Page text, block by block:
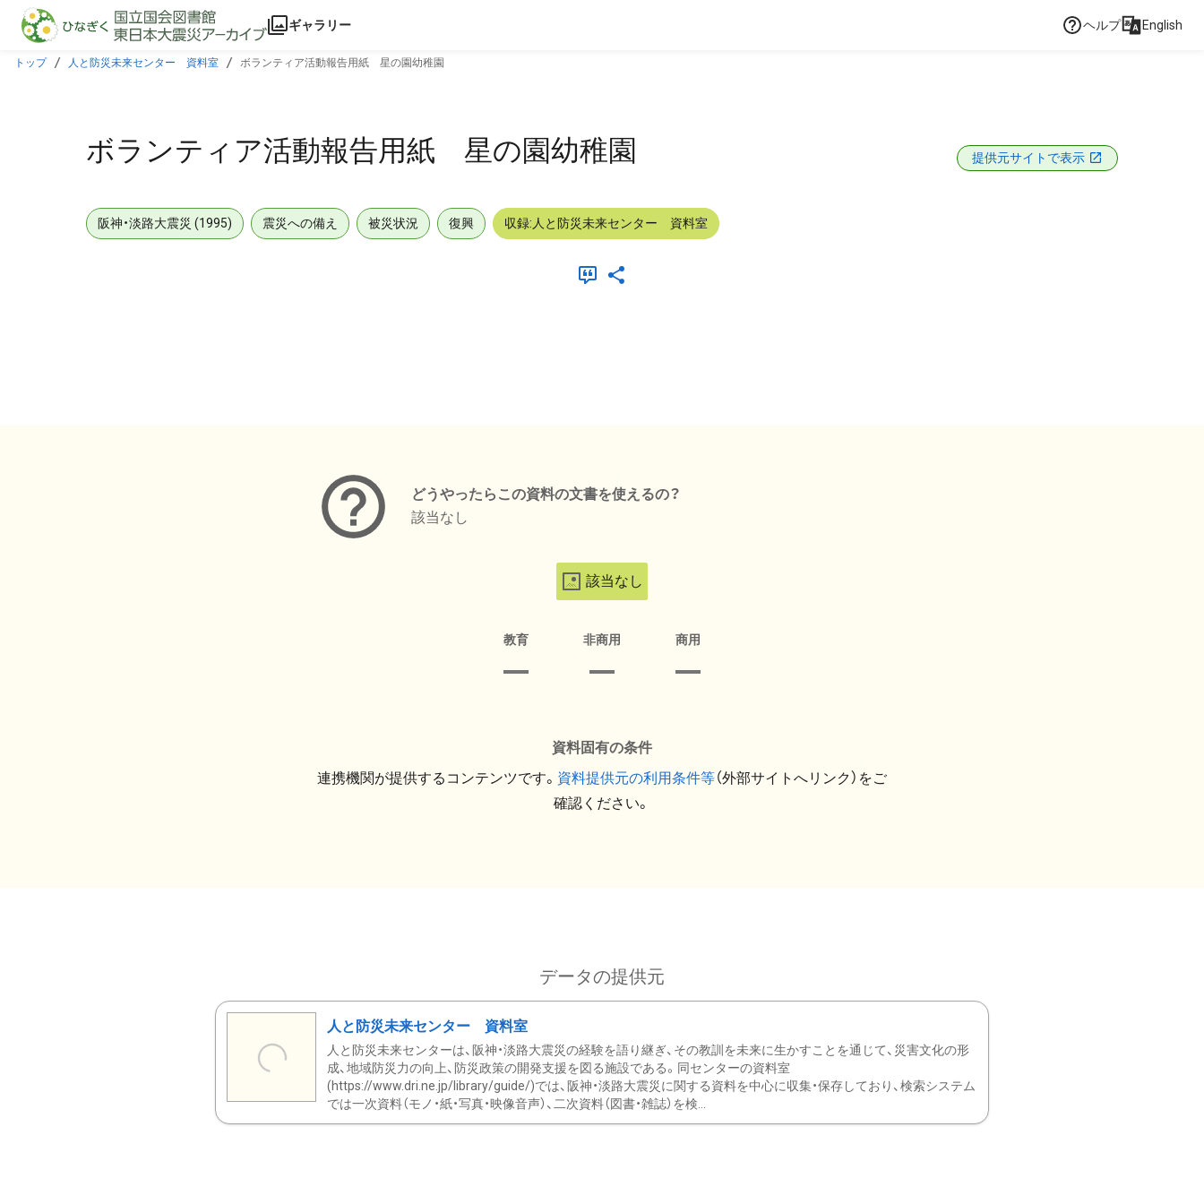
本文に飛ぶ
ギャラリー ヘルプ English
トップ 人と防災未来センター 資料室 ボランティア活動報告用紙 星の園幼稚園
ボランティア活動報告用紙 星の園幼稚園 提供元サイトで表示
阪神・淡路大震災 (1995) 震災への備え 被災状況 復興 収録:人と防災未来センター 資料室
どうやったらこの資料の文書を使えるの？
該当なし
該当なし
教育 非商用 商用
資料固有の条件
連携機関が提供するコンテンツです。 資料提供元の利用条件等（外部サイトへリンク）をご
確認ください。
データの提供元
人と防災未来センター 資料室
人と防災未来センターは、阪神・淡路大震災の経験を語り継ぎ、その教訓を未来に生かすことを通じて、災害文化の形
成、地域防災力の向上、防災政策の開発支援を図る施設である。同センターの資料室
(https://www.dri.ne.jp/library/guide/)では、阪神・淡路大震災に関する資料を中心に収集・保存しており、検索システム
では一次資料（モノ・紙・写真・映像音声）、二次資料（図書・雑誌）を検...